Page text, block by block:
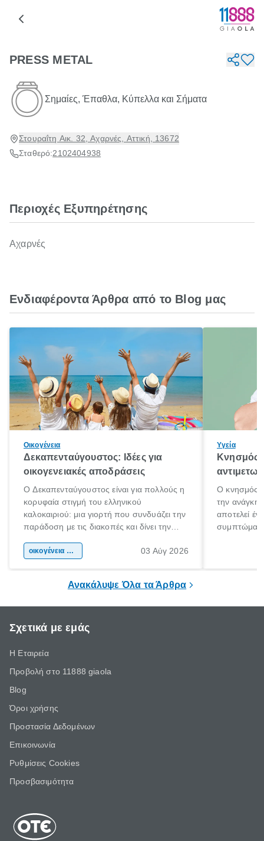
PRESS METAL
Σημαίες, Έπαθλα, Κύπελλα και Σήματα
Στουραΐτη Αικ. 32, Αχαρνές, Αττική, 13672
Σταθερό:2102404938
Περιοχές Εξυπηρέτησης
Αχαρνές
Ενδιαφέροντα Άρθρα από το Blog μας
Οικογένεια
Δεκαπενταύγουστος: Ιδέες για
οικογενειακές αποδράσεις
Ο Δεκαπενταύγουστος είναι για πολλούς η
κορυφαία στιγμή του ελληνικού
καλοκαιριού: μια γιορτή που συνδυάζει την
παράδοση με τις διακοπές και δίνει την
χώρας. Είτε πρόκειται για λίγες μέρες
οικογένεια & παιδί 03 Αύγ 2026
Υγεία
Κνησμός:
Ο κνησμός
την ανάγκη
αποτελεί
Ανακάλυψε Όλα τα Άρθρα
Σχετικά με εμάς
Η Εταιρεία
Προβολή στο 11888 giaola
Blog
Όροι χρήσης
Προστασία Δεδομένων
Επικοινωνία
Ρυθμίσεις Cookies
Προσβασιμότητα